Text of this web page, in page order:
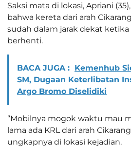
Saksi mata di lokasi, Apriani
bahwa kereta dari arah
sudah dalam jarak dekat
berhenti.
BACA JUGA : Kemenhub
SM, Dugaan Keterlibatan
Argo Bromo Diselidiki
“Mobilnya mogok waktu mau
lama ada KRL dari arah
ungkapnya di lokasi kejadian.